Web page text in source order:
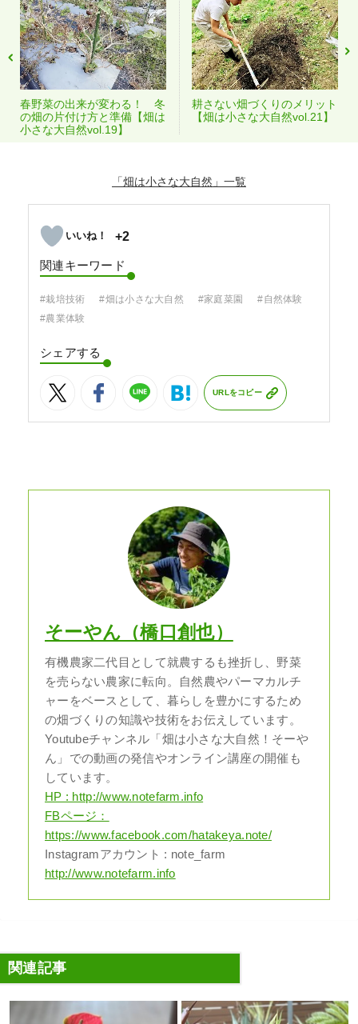
春野菜の出来が変わる！ 冬
の畑の片付け方と準備【畑は
小さな大自然vol.19】
耕さない畑づくりのメリット
【畑は小さな大自然vol.21】
「畑は小さな大自然」
+2
関連キーワード
#栽培技術 #畑は小さな大自然 #家庭菜園
#自然体験
#農業体験
シェアする
URLをコピー
そーやん（橋口創也）
有機農家二代目として就農するも挫折し、野菜
を売らない農家に転向。自然農やパーマカルチ
ャーをベースとして、暮らしを豊かにするため
の畑づくりの知識や技術をお伝えしています。
Youtubeチャンネル「畑は小さな大自然！そーや
ん」での動画の発信やオンライン講座の開催も
しています。
HP : http://www.notefarm.info
FBページ：
https://www.facebook.com/hatakeya.note/
Instagramアカウント : note_farm
http://www.notefarm.info
関連記事